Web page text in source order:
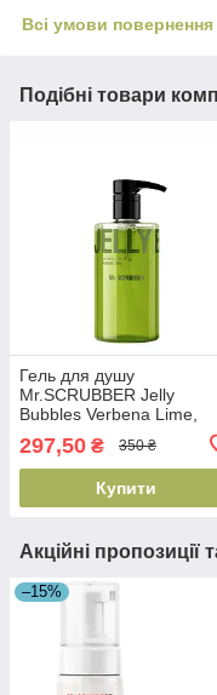
Всі умови повернення
Подібні товари
Гель для душу
Mr.SCRUBBER Jelly
Bubbles Verbena Lime,
297,50 ₴ 350 ₴
Купити
Акційні пропозиції
–15%